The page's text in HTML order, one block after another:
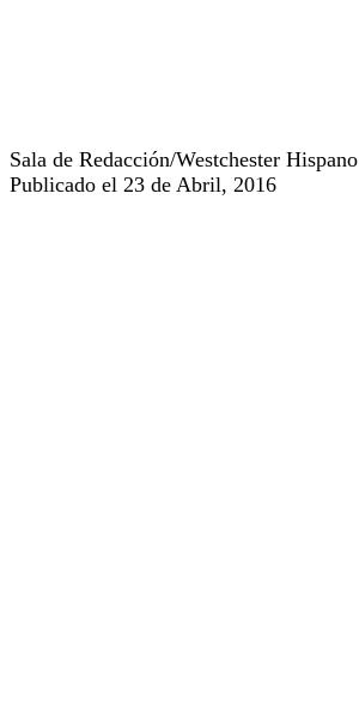
Sala de Redacción/Westchester Hispano
Publicado el 23 de Abril, 2016